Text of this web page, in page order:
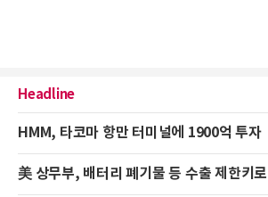
Headline
HMM, 타코마 항만 터미널에 1900억 투자
美 상무부, 배터리 폐기물 등 수출 제한키로